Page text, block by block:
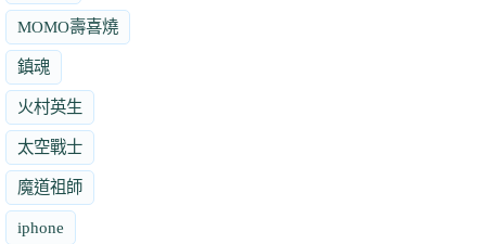
MOMO壽喜燒
鎮魂
火村英生
太空戰士
魔道祖師
iphone